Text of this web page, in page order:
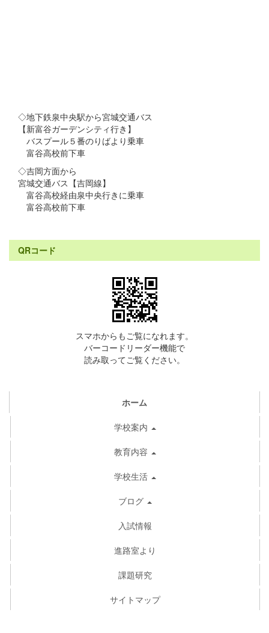
◇地下鉄泉中央駅から宮城交通バス
【新富谷ガーデンシティ行き】
バスプール５番のりばより乗車
富谷高校前下車
◇吉岡方面から
宮城交通バス【吉岡線】
富谷高校経由泉中央行きに乗車
富谷高校前下車
QRコード
スマホからもご覧になれます。
バーコードリーダー機能で
読み取ってご覧ください。
ホーム
学校案内
教育内容
学校生活
ブログ
入試情報
進路室より
課題研究
サイトマップ